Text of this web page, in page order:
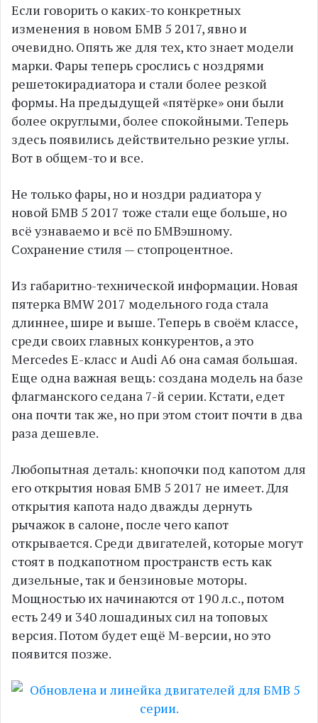
Если говорить о каких-то конкретных
изменения в новом БМВ 5 2017, явно и
очевидно. Опять же для тех, кто знает модели
марки. Фары теперь срослись с ноздрями
решетокирадиатора и стали более резкой
формы. На предыдущей «пятёрке» они были
более округлыми, более спокойными. Теперь
здесь появились действительно резкие углы.
Вот в общем-то и все.
Не только фары, но и ноздри радиатора у
новой БМВ 5 2017 тоже стали еще больше, но
всё узнаваемо и всё по БМВэшному.
Сохранение стиля — стопроцентное.
Из габаритно-технической информации. Новая
пятерка BMW 2017 модельного года стала
длиннее, шире и выше. Теперь в своём классе,
среди своих главных конкурентов, а это
Mercedes Е-класс и Audi A6 она самая большая.
Еще одна важная вещь: создана модель на базе
флагманского седана 7-й серии. Кстати, едет
она почти так же, но при этом стоит почти в два
раза дешевле.
Любопытная деталь: кнопочки под капотом для
его открытия новая БМВ 5 2017 не имеет. Для
открытия капота надо дважды дернуть
рычажок в салоне, после чего капот
открывается. Среди двигателей, которые могут
стоят в подкапотном пространств есть как
дизельные, так и бензиновые моторы.
Мощностью их начинаются от 190 л.с., потом
есть 249 и 340 лошадиных сил на топовых
версия. Потом будет ещё М-версии, но это
появится позже.